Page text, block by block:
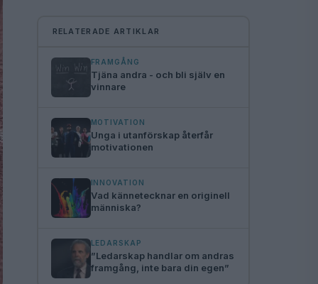
RELATERADE ARTIKLAR
FRAMGÅNG
Tjäna andra - och bli själv en
vinnare
MOTIVATION
Unga i utanförskap återfår
motivationen
INNOVATION
Vad kännetecknar en originell
människa?
LEDARSKAP
”Ledarskap handlar om andras
framgång, inte bara din egen”